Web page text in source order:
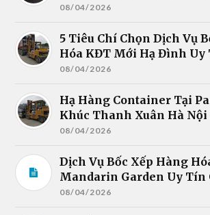
08/04/2026
5 Tiêu Chí Chọn Dịch Vụ
Hóa KĐT Mới Hạ Đình Uy
08/04/2026
Hạ Hàng Container Tại
Khúc Thanh Xuân Hà
08/04/2026
Dịch Vụ Bốc Xếp Hàng
Mandarin Garden Uy Tín
08/04/2026